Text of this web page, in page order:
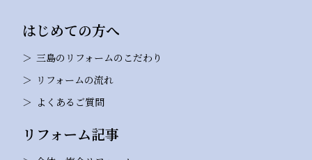
はじめての方へ
三島のリフォームのこだわり
リフォームの流れ
よくあるご質問
リフォーム記事